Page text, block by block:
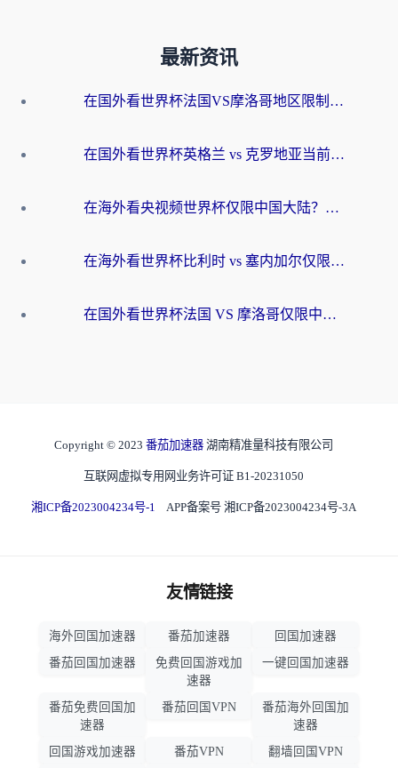
最新资讯
在国外看世界杯法国VS摩洛哥地区限制？这篇指南让你流畅看中文解说无压力
在国外看世界杯英格兰 vs 克罗地亚当前地区不可播放？这篇指南帮你搞定所有海外观赛难题
在海外看央视频世界杯仅限中国大陆？这篇指南帮你解锁中文解说+无卡顿直播
在海外看世界杯比利时 vs 塞内加尔仅限中国大陆？我找到了最流畅的中文解说之路
在国外看世界杯法国 VS 摩洛哥仅限中国大陆？海外党这样看中文解说赛事不卡顿
Copyright © 2023 番茄加速器 湖南精准量科技有限公司
互联网虚拟专用网业务许可证 B1-20231050
湘ICP备2023004234号-1 APP备案号 湘ICP备2023004234号-3A
友情链接
海外回国加速器 番茄加速器
回国加速器
番茄回国加速器
免费回国游戏加
速器
一键回国加速器
番茄免费回国加
速器
番茄回国VPN
番茄海外回国加
速器
回国游戏加速器
番茄VPN 翻墙回国VPN